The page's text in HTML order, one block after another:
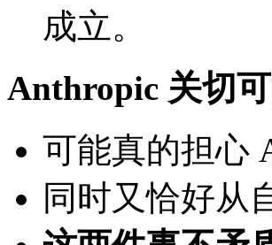
成立。
Anthropic 关切
可能真的担心
同时又恰好从